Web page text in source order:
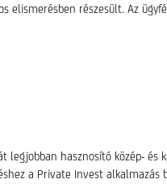
elismerésben részesült. Az
hasznosító közép-
a Private Invest alkalmazás